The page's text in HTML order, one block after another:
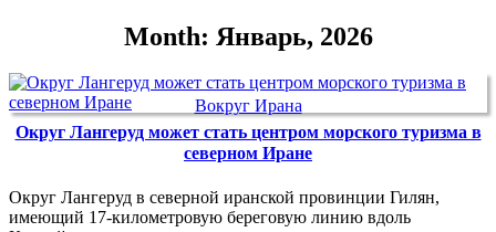
Month: Январь, 2026
Вокруг Ирана
Округ Лангеруд может стать центром морского туризма в
северном Иране
Округ Лангеруд в северной иранской провинции Гилян,
имеющий 17-километровую береговую линию вдоль